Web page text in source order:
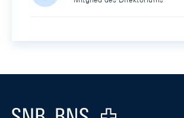
Logo